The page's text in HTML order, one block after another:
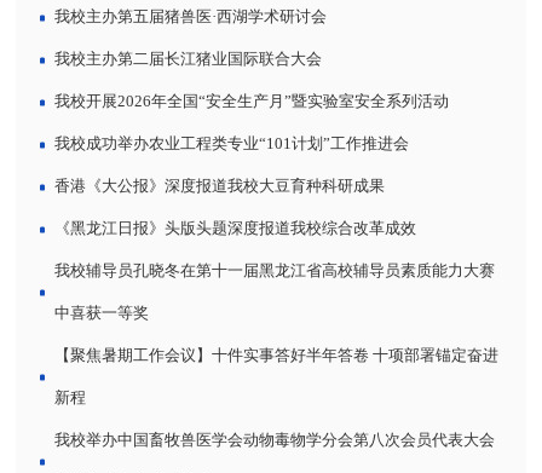
我校主办第五届猪兽医·西湖学术研讨会
我校主办第二届长江猪业国际联合大会
我校开展2026年全国“安全生产月”暨实验室安全系列活动
我校成功举办农业工程类专业“101计划”工作推进会
香港《大公报》深度报道我校大豆育种科研成果
《黑龙江日报》头版头题深度报道我校综合改革成效
我校辅导员孔晓冬在第十一届黑龙江省高校辅导员素质能力大赛
中喜获一等奖
【聚焦暑期工作会议】十件实事答好半年答卷 十项部署锚定奋进
新程
我校举办中国畜牧兽医学会动物毒物学分会第八次会员代表大会